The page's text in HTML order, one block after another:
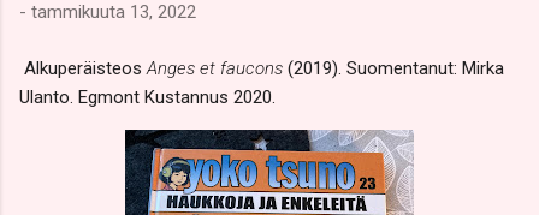
- tammikuuta 13, 2022
Alkuperäisteos Anges et faucons (2019). Suomentanut: Mirka
Ulanto. Egmont Kustannus 2020.